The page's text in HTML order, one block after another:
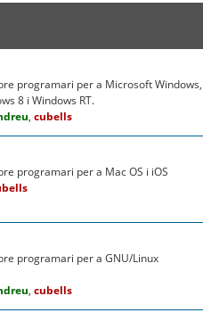
programari per a Microsoft Windows,
8 i Windows RT.
,cubells
programari per a Mac OS i iOS
programari per a GNU/Linux
,cubells